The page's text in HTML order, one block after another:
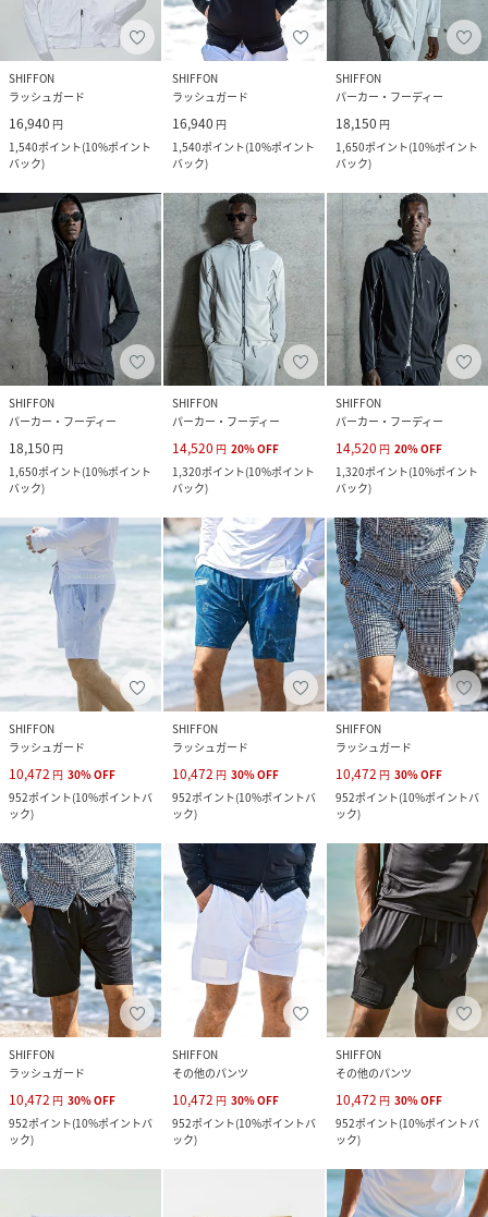
SHIFFON
ラッシュガード
16,940 円
1,540ポイント(10%ポイント
バック)
SHIFFON
ラッシュガード
16,940 円
1,540ポイント(10%ポイント
バック)
SHIFFON
パーカー・フーディー
18,150 円
1,650ポイント(10%ポイント
バック)
SHIFFON
パーカー・フーディー
18,150 円
1,650ポイント(10%ポイント
バック)
SHIFFON
パーカー・フーディー
14,520 円 20%OFF
1,320ポイント(10%ポイント
バック)
SHIFFON
パーカー・フーディー
14,520 円 20%OFF
1,320ポイント(10%ポイント
バック)
SHIFFON
ラッシュガード
10,472 円 30%OFF
952ポイント(10%ポイントバ
ック)
SHIFFON
ラッシュガード
10,472 円 30%OFF
952ポイント(10%ポイントバ
ック)
SHIFFON
ラッシュガード
10,472 円 30%OFF
952ポイント(10%ポイントバ
ック)
SHIFFON
ラッシュガード
10,472 円 30%OFF
952ポイント(10%ポイントバ
ック)
SHIFFON
その他のパンツ
10,472 円 30%OFF
952ポイント(10%ポイントバ
ック)
SHIFFON
その他のパンツ
10,472 円 30%OFF
952ポイント(10%ポイントバ
ック)